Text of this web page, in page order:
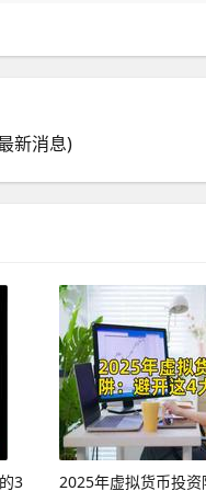
新消息)
3 2025年虚拟货币投